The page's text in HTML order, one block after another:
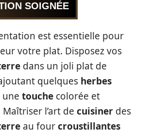
SOIGNÉE
est essentielle pour
votre plat. Disposez vos
dans un joli plat de
quelques herbes
touche colorée et
l’art de cuisiner des
au fourcroustillantes